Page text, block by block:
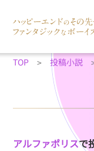
TOP 投稿小説
アルファポリスで